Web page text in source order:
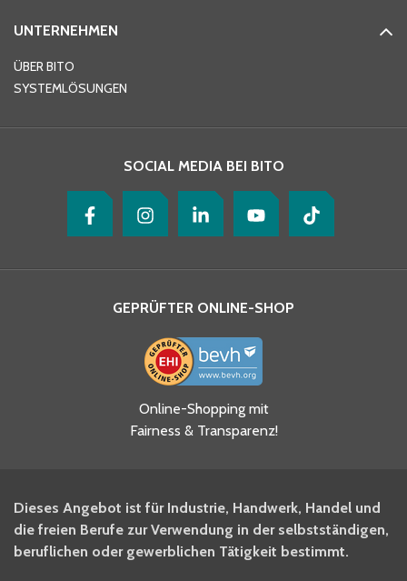
Ja, ich habe die
Datenschutzhinweise gelesen
und akzeptiere diese.
BITO Newsletter Fachwissen
Intralogistiker anmelden.
UNTERNEHMEN
ÜBER BITO
SYSTEMLÖSUNGEN
SOCIAL MEDIA BEI BITO
GEPRÜFTER ONLINE-SHOP
Online-Shopping mit
Fairness & Transparenz!
Dieses Angebot ist für Industrie, Handwerk, Handel und
die freien Berufe zur Verwendung in der selbstständigen,
beruflichen oder gewerblichen Tätigkeit bestimmt.